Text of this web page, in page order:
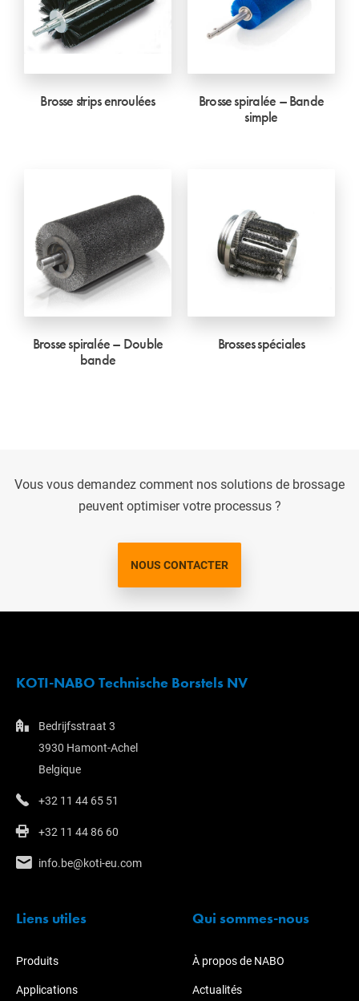
Brosse strips enroulées
Brosse spiralée – Bande
simple
Brosse spiralée – Double
bande
Brosses spéciales
Vous vous demandez comment nos solutions de brossage
peuvent optimiser votre processus ?
NOUS CONTACTER
KOTI-NABO Technische Borstels NV
Bedrijfsstraat 3
3930 Hamont-Achel
Belgique
+32 11 44 65 51
+32 11 44 86 60
info.be@koti-eu.com
Liens utiles
Produits
Applications
Qui sommes-nous
À propos de NABO
Actualités